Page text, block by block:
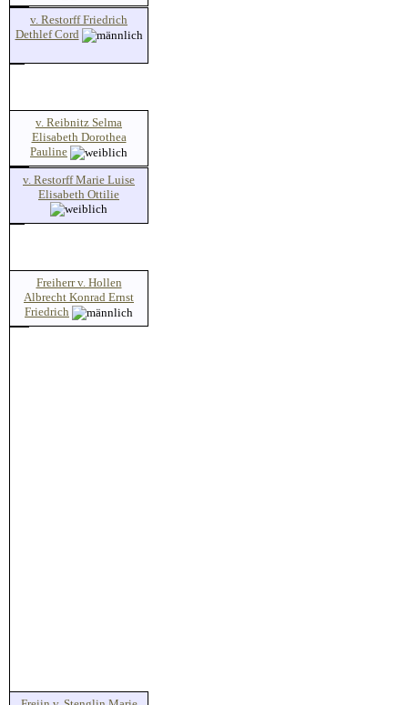
v. Restorff Friedrich
Dethlef Cord
v. Reibnitz Selma
Elisabeth Dorothea
Pauline
v. Restorff Marie Luise
Elisabeth Ottilie
Freiherr v. Hollen
Albrecht Konrad Ernst
Friedrich